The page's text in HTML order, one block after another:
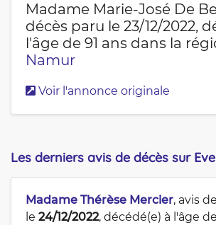
Madame Marie-José De
décès paru le 23/12/2022,
l'âge de 91 ans dans la
Namur
Voir l'annonce originale
Les derniers avis de décès sur
Madame Thérèse Mercier, avis
le 24/12/2022, décédé(e) à l'âge